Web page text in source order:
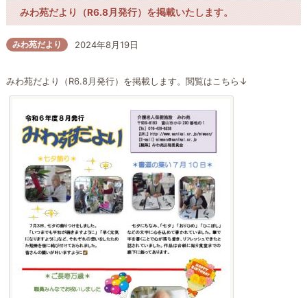
みわ苑だより（R6.8月発行）を掲載いたします。
みわ苑だより 2024年8月19日
みわ苑だより（R6.8月発行）を掲載します。閲覧はこちら↓